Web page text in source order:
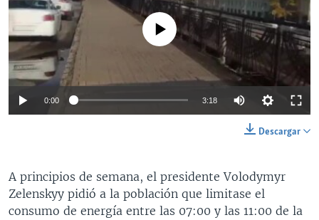
No media source currently available
0:00 3:18
Descargar
A principios de semana, el presidente Volodymyr
Zelenskyy pidió a la población que limitase el
consumo de energía entre las 07:00 y las 11:00 de la